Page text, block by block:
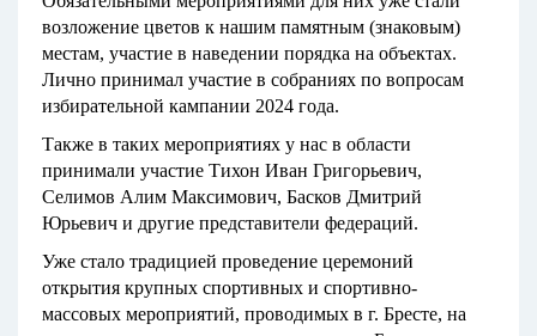
возложение цветов к нашим памятным (знаковым)
местам, участие в наведении порядка на объектах.
Лично принимал участие в собраниях по вопросам
избирательной кампании 2024 года.
Также в таких мероприятиях у нас в области
принимали участие Тихон Иван Григорьевич,
Селимов Алим Максимович, Басков Дмитрий
Юрьевич и другие представители федераций.
Уже стало традицией проведение церемоний
открытия крупных спортивных и спортивно-
массовых мероприятий, проводимых в г. Бресте, на